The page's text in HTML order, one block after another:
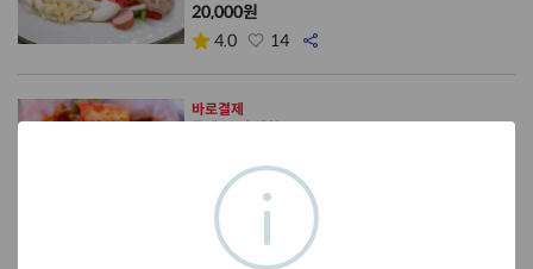
20,000원
4.0
14
공예-요리 체험
바로결제
달빛 섬김치꾸러미 체험
45,000원
50% 90,000
0.0